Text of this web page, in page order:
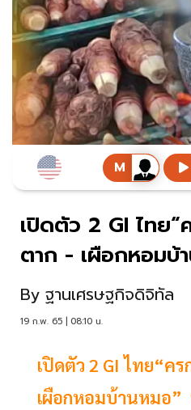
เปิดตัว 2 GI ไทย
ตาก - เผือกหอมบ้
By ฐานเศรษฐกิจดิจิทัล
19 ก.พ. 65 | 08:10 น.
เปิดตัว 2 GI ไทย“ค
เผือกหอมบ้านหมอ